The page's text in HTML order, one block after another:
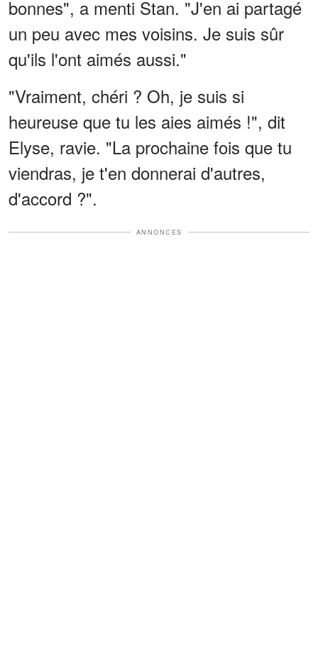
bonnes", a menti Stan. "J'en ai partagé
un peu avec mes voisins. Je suis sûr
qu'ils l'ont aimés aussi."
"Vraiment, chéri ? Oh, je suis si
heureuse que tu les aies aimés !", dit
Elyse, ravie. "La prochaine fois que tu
viendras, je t'en donnerai d'autres,
d'accord ?".
ANNONCES